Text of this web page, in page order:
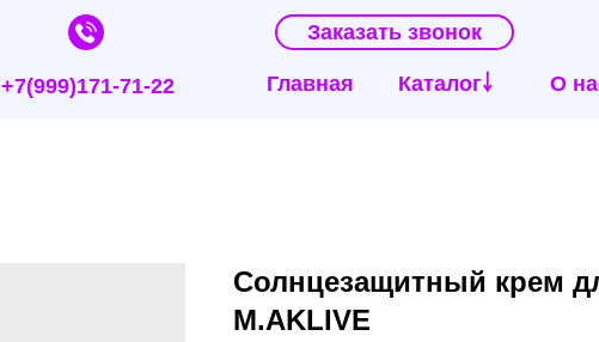
Главная О
Каталог￬
+7(999)171-71-22
Заказать звонок
Солнцезащитный крем
M.AKLIVE